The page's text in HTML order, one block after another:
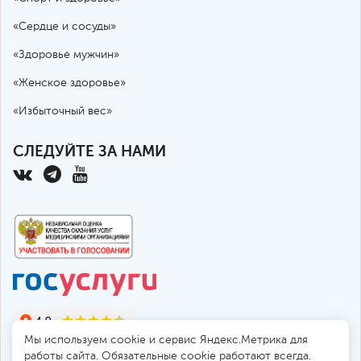
воздействия (HIL-терапия, 2 зоны)
полем (ПеМП) (Полюс-2М, 2 зоны)
(велоэргометр медицинский
"ОРТОРЕНТ ВЕЛО")
Тракционное вытяжение
массажем на механотерапевтической
установке "Ормед")
«Сердце и сосуды»
«Здоровье мужчин»
«Женское здоровье»
«Избыточный вес»
СЛЕДУЙТЕ ЗА НАМИ
Мы используем cookie и сервис Яндекс.Метрика для
работы сайта. Обязательные cookie работают всегда.